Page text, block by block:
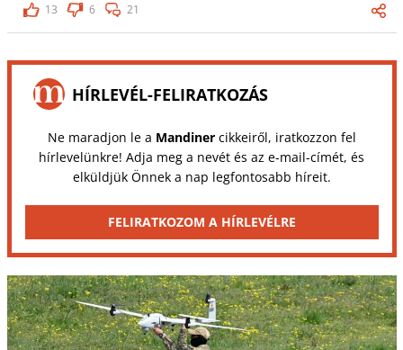
13
6 21
HÍRLEVÉL-FELIRATKOZÁS
Ne maradjon le a Mandinercikkeiről, iratkozzon fel
hírlevelünkre! Adja meg a nevét és az e-mail-címét, és
elküldjük Önnek a nap legfontosabb híreit.
FELIRATKOZOM A HÍRLEVÉLRE